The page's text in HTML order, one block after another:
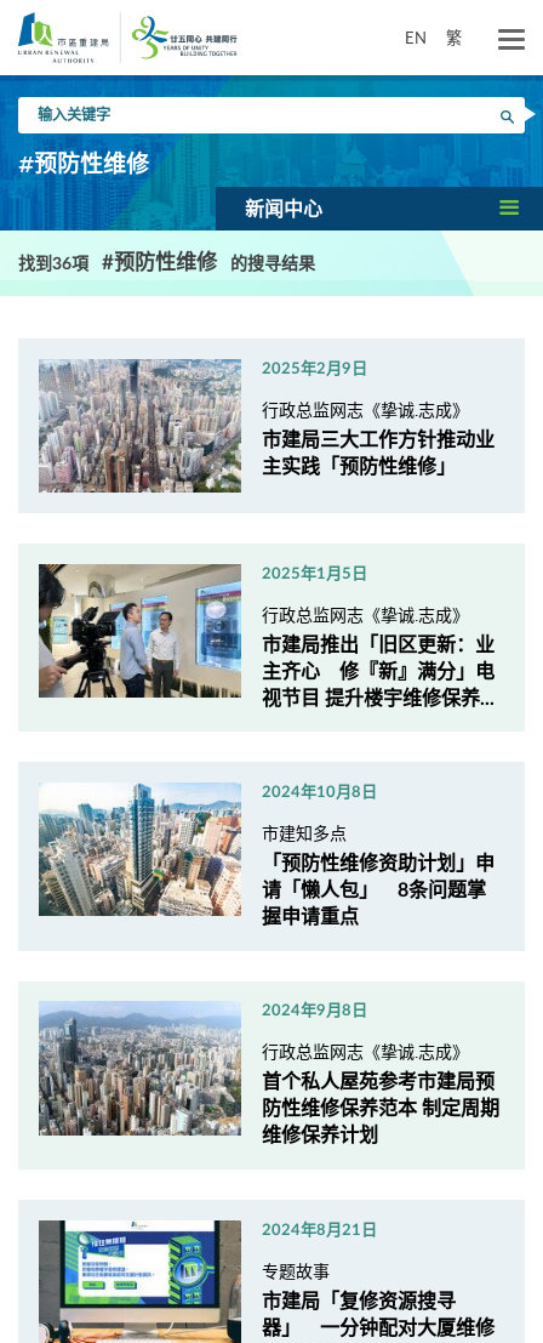
要
EN 繁
入
关
键
搜寻
#预防性维修
新闻中心
找到36項 #预防性维修 的搜寻结果
2025年2月9日
行政总监网志《挚诚.志成》
市建局三大工作方针推动业
主实践「预防性维修」
2025年1月5日
行政总监网志《挚诚.志成》
市建局推出「旧区更新：业
主齐心 修『新』满分」电
视节目 提升楼宇维修保养...
2024年10月8日
市建知多点
「预防性维修资助计划」申
请「懒人包」 8条问题掌
握申请重点
2024年9月8日
行政总监网志《挚诚.志成》
首个私人屋苑参考市建局预
防性维修保养范本 制定周期
维修保养计划
2024年8月21日
专题故事
市建局「复修资源搜寻
器」 一分钟配对大厦维修